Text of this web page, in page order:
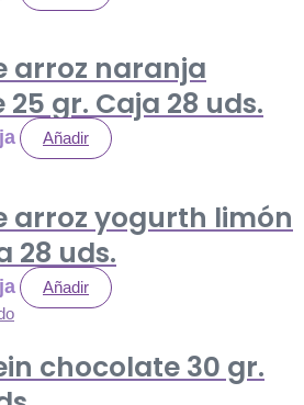
arroz naranja
gr. Caja 28 uds.
Añadir
arroz yogurth limón
28 uds.
Añadir
chocolate 30 gr.